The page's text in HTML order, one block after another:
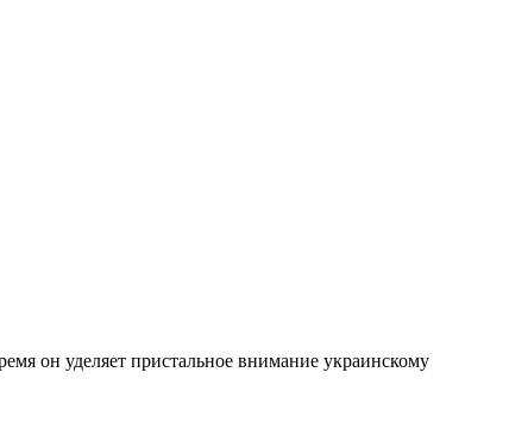
он уделяет пристальное внимание украинскому